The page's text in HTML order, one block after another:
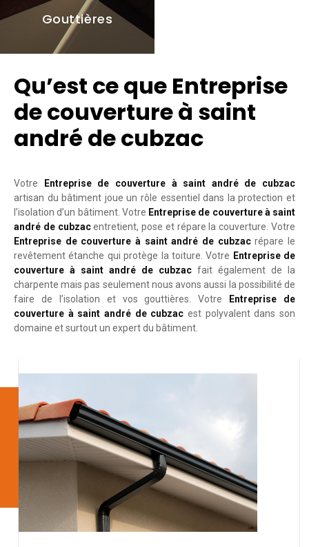
Gouttières
Qu’est ce que Entreprise
de couverture à saint
andré de cubzac
Votre Entreprise de couverture à saint andré de cubzac
artisan du bâtiment joue un rôle essentiel dans la protection et
l’isolation d’un bâtiment. Votre Entreprise de couverture à saint
andré de cubzacentretient, pose et répare la couverture. Votre
Entreprise de couverture à saint andré de cubzacrépare le
revêtement étanche qui protège la toiture. Votre Entreprise de
couverture à saint andré de cubzac fait également de la
charpente mais pas seulement nous avons aussi la possibilité de
faire de l’isolation et vos gouttières. Votre Entreprise de
couverture à saint andré de cubzac est polyvalent dans son
domaine et surtout un expert du bâtiment.